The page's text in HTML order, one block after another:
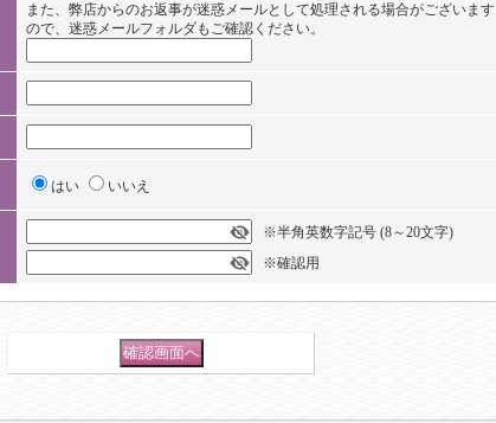
また、弊店からのお返事が迷惑メールとして処理される場合がございます
ので、迷惑メールフォルダもご確認ください。
はい いいえ
※半角英数字記号 (8～20文字)
※確認用